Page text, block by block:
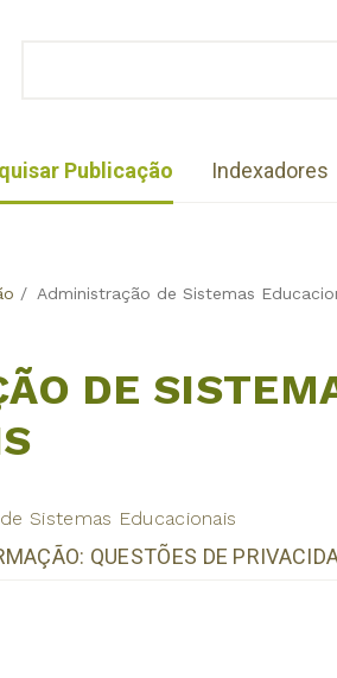
Publicação Indexadores
/ Administração de Sistemas
DE
Sistemas Educacionais
QUESTÕES DE